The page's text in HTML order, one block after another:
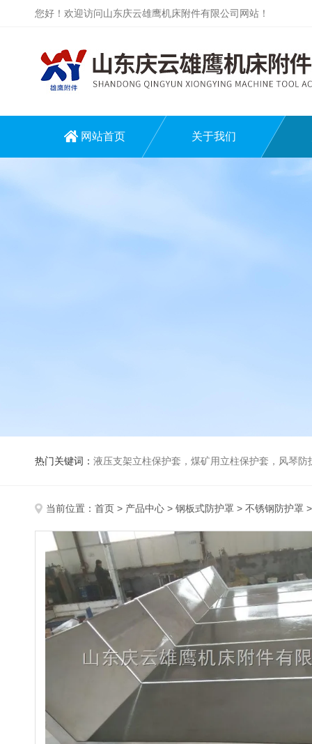
您好！欢迎访问山东庆云雄鹰机床附件有限公司网站！
网站首页 关于我们
热门关键词： 液压支架立柱保护套，煤矿用立柱保护套，风琴
当前位置： 首页 > 产品中心 > 钢板式防护罩 > 不锈钢防护罩